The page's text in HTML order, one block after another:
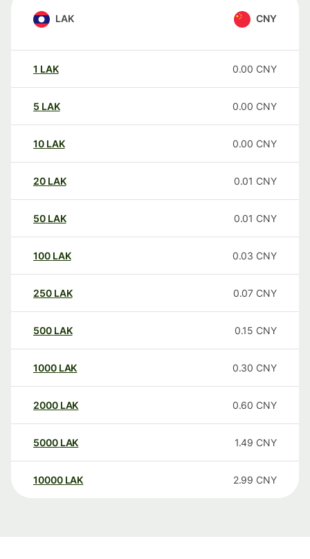
LAK CNY
1 LAK 0.00 CNY
5 LAK 0.00 CNY
10 LAK 0.00 CNY
20 LAK 0.01 CNY
50 LAK 0.01 CNY
100 LAK 0.03 CNY
250 LAK 0.07 CNY
500 LAK 0.15 CNY
1000 LAK 0.30 CNY
2000 LAK 0.60 CNY
5000 LAK 1.49 CNY
10000 LAK 2.99 CNY